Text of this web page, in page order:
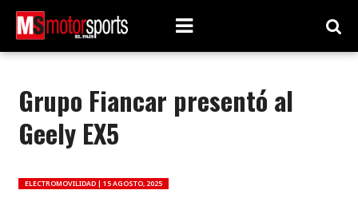
Grupo Fiancar presentó al
Geely EX5
ELECTROMOVILIDAD | 15 AGOSTO, 2025